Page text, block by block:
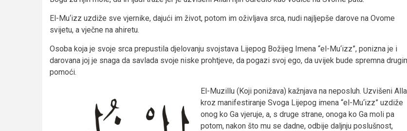
El-Mu‘izz uzdiže sve vjernike, dajući im život, potom im oživljava srca, nudi najljepše darove na Ovome
svijetu, a vječne na ahiretu.
Osoba koja je svoje srca prepustila djelovanju svojstava Lijepog Božijeg Imena “el-Mu‘izz”, ponizna je i
darovana joj je snaga da savlada svoje niske prohtjeve, da pogazi svoj ego, da uvijek bude spremna
pomoći.
El-Muzillu (Koji ponižava) kažnjava na neposluh. Uzvišeni
kroz manifestiranje Svoga Lijepog imena “el-Mu‘izz” uzdiže
onog ko Ga vjeruje, a, s druge strane, onoga ko Ga moli pa
potom, nakon što mu se dadne, odbije daljnju poslušnost,